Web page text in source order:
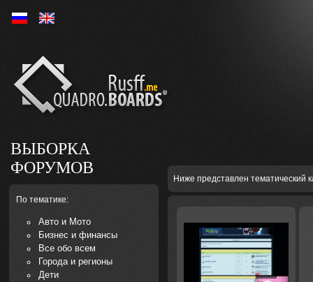
Ру En
ВЫБОРКА
ФОРУМОВ
По тематике:
Авто и Мото
Бизнес и финансы
Все обо всем
Города и регионы
Дети
Ниже представлен тематический